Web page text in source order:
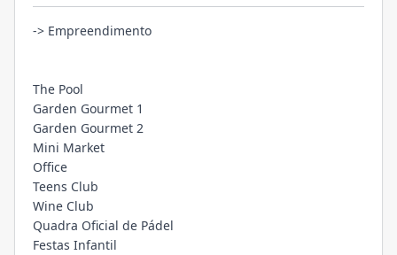
-> Empreendimento
The Pool
Garden Gourmet 1
Garden Gourmet 2
Mini Market
Office
Teens Club
Wine Club
Quadra Oficial de Pádel
Festas Infantil